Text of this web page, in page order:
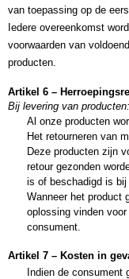
van toepassing op de
Iedere overeenkomst
voorwaarden van
producten.
Artikel 6 –
Bij levering van producten:
Al onze producten
Het retourneren van
Deze producten zijn
retour gezonden
is of beschadigd is bij
Wanneer het product
oplossing vinden
consument.
Artikel 7 – Kosten in
Indien de